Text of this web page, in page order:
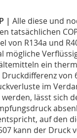
| Alle diese und
tat­sächlichen
von R134a und
mögliche
ein
von
im
lässt sich
auf den
kann der Druck